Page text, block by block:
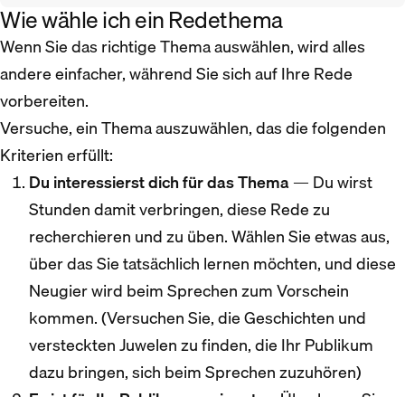
Wie wähle ich ein Redethema
Wenn Sie das richtige Thema auswählen, wird alles
andere einfacher, während Sie sich auf Ihre Rede
vorbereiten.
Versuche, ein Thema auszuwählen, das die folgenden
Kriterien erfüllt:
Du interessierst dich für das Thema— Du wirst
Stunden damit verbringen, diese Rede zu
recherchieren und zu üben. Wählen Sie etwas aus,
über das Sie tatsächlich lernen möchten, und diese
Neugier wird beim Sprechen zum Vorschein
kommen. (Versuchen Sie, die Geschichten und
versteckten Juwelen zu finden, die Ihr Publikum
dazu bringen, sich beim Sprechen zuzuhören)